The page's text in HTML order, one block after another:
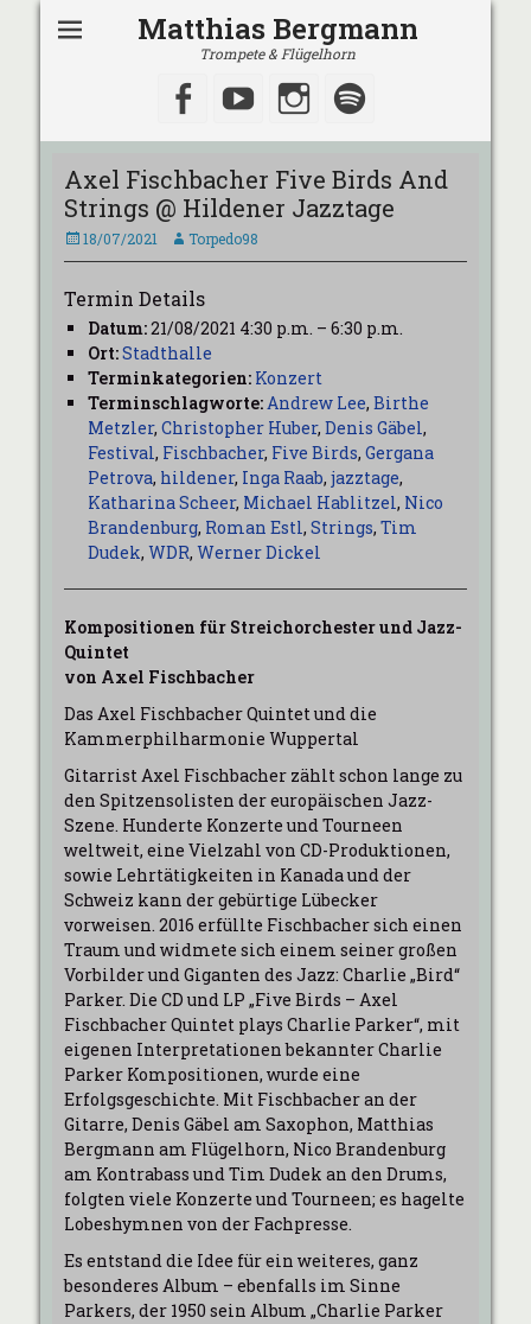
Matthias Bergmann
Trompete & Flügelhorn
Facebook
YouTubeInstagram
Axel Fischbacher Five Birds And
Strings @ Hildener Jazztage
Veröffentlicht
am
18/07/2021 AutorTorpedo98
Termin Details
Datum:21/08/2021 4:30 p.m. – 6:30 p.m.
Ort:Stadthalle
Terminkategorien: Konzert
Terminschlagworte:Andrew Lee, Birthe
Metzler, Christopher Huber, Denis Gäbel,
Festival, Fischbacher, Five Birds, Gergana
Petrova, hildener, Inga Raab, jazztage,
Katharina Scheer, Michael Hablitzel, Nico
Brandenburg, Roman Estl, Strings, Tim
Dudek, WDR, Werner Dickel
Kompositionen für Streichorchester und Jazz-
Quintet
von Axel Fischbacher
Das Axel Fischbacher Quintet und die
Kammerphilharmonie Wuppertal
Gitarrist Axel Fischbacher zählt schon lange zu
den Spitzensolisten der europäischen Jazz-
Szene. Hunderte Konzerte und Tourneen
weltweit, eine Vielzahl von CD-Produktionen,
sowie Lehrtätigkeiten in Kanada und der
Schweiz kann der gebürtige Lübecker
vorweisen. 2016 erfüllte Fischbacher sich einen
Traum und widmete sich einem seiner großen
Vorbilder und Giganten des Jazz: Charlie „Bird“
Parker. Die CD und LP „Five Birds – Axel
Fischbacher Quintet plays Charlie Parker“, mit
eigenen Interpretationen bekannter Charlie
Parker Kompositionen, wurde eine
Erfolgsgeschichte. Mit Fischbacher an der
Gitarre, Denis Gäbel am Saxophon, Matthias
Bergmann am Flügelhorn, Nico Brandenburg
am Kontrabass und Tim Dudek an den Drums,
folgten viele Konzerte und Tourneen; es hagelte
Lobeshymnen von der Fachpresse.
Es entstand die Idee für ein weiteres, ganz
besonderes Album – ebenfalls im Sinne
Parkers, der 1950 sein Album „Charlie Parker